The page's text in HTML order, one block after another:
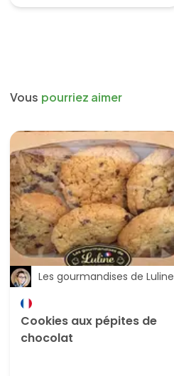
Vous pourriez aimer
Les gourmandises de Luline
Cookies aux pépites de
chocolat